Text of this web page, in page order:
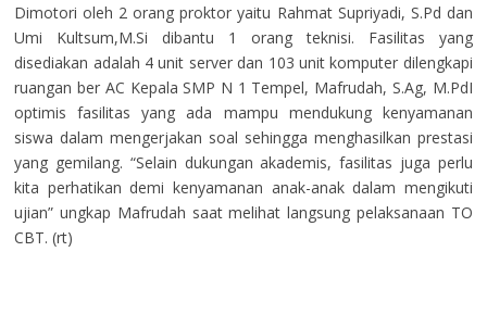
Dimotori oleh 2 orang proktor yaitu Rahmat Supriyadi, S.Pd dan
Umi Kultsum,M.Si dibantu 1 orang teknisi. Fasilitas yang
disediakan adalah 4 unit server dan 103 unit komputer dilengkapi
ruangan ber AC Kepala SMP N 1 Tempel, Mafrudah, S.Ag, M.PdI
optimis fasilitas yang ada mampu mendukung kenyamanan
siswa dalam mengerjakan soal sehingga menghasilkan prestasi
yang gemilang. “Selain dukungan akademis, fasilitas juga perlu
kita perhatikan demi kenyamanan anak-anak dalam mengikuti
ujian” ungkap Mafrudah saat melihat langsung pelaksanaan TO
CBT. (rt)